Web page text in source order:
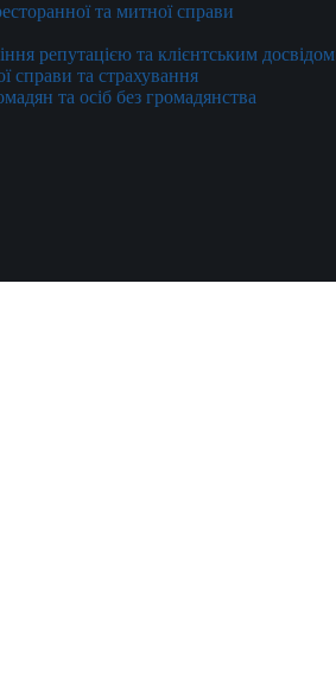
та митної справи
репутацією та клієнтським досвідом
справи та страхування
та осіб без громадянства